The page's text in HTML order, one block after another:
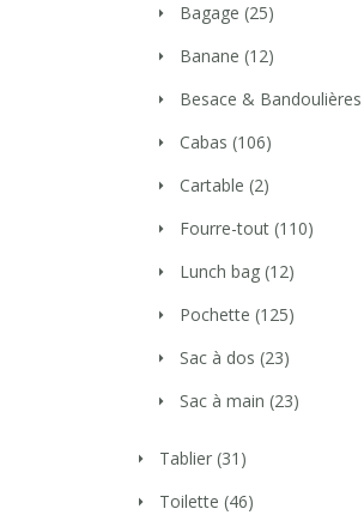
Bagage (25)
Banane (12)
Besace & Bandoulières
Cabas (106)
Cartable (2)
Fourre-tout (110)
Lunch bag (12)
Pochette (125)
Sac à dos (23)
Sac à main (23)
Tablier (31)
Toilette (46)